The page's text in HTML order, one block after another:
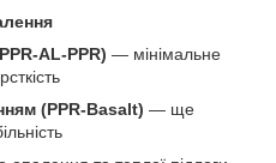
AL-PPR) — мінімальне
(PPR-Basalt) — ще